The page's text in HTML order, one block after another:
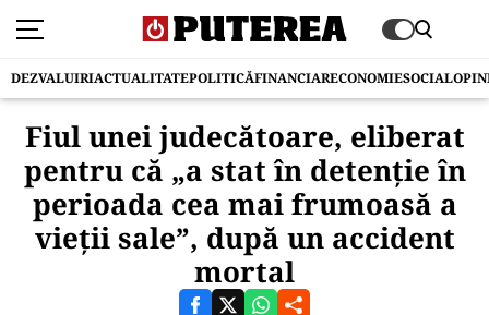
DEZVALUIRIACTUALITATEPOLITICĂFINANCIARECONOMIESOCIAL
Fiul unei judecătoare, eliberat
pentru că „a stat în detenție în
perioada cea mai frumoasă a
vieţii sale”, după un accident
mortal